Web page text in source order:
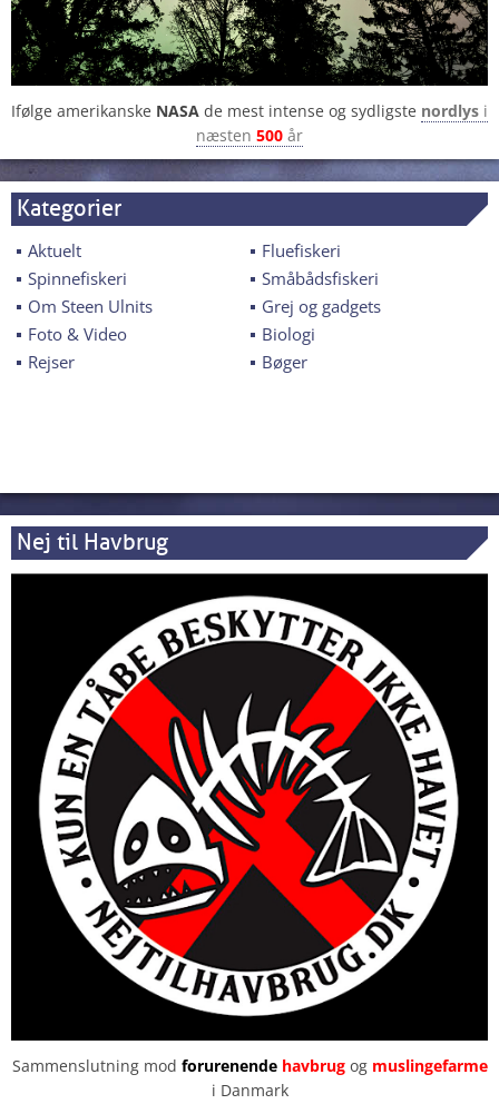
Ifølge amerikanske NASA de mest intense og sydligste nordlys i
næsten 500 år
Kategorier
Aktuelt
Fluefiskeri
Spinnefiskeri
Småbådsfiskeri
Om Steen Ulnits
Grej og gadgets
Foto & Video
Biologi
Rejser
Bøger
Nej til Havbrug
Sammenslutning mod forurenendehavbrugog muslingefarme
i Danmark